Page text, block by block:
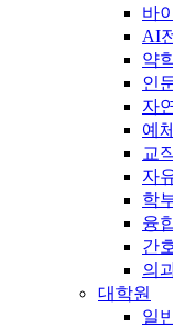
바
AI
약
인
자
예
교
자
학
융
간
의
대학원
일